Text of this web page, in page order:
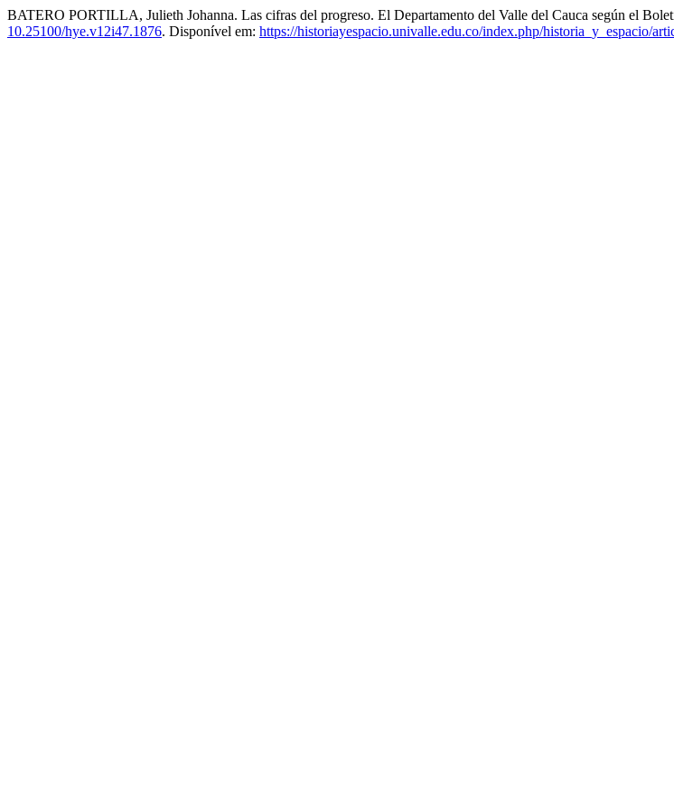
BATERO PORTILLA, Julieth Johanna. Las cifras del progreso. El Departamento del Valle del Cauca según el
10.25100/hye.v12i47.1876. Disponível em: https://historiayespacio.univalle.edu.co/index.php/historia_y_espacio/